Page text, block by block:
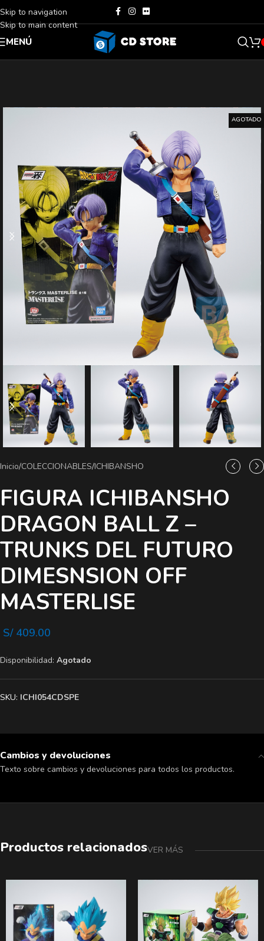
Skip to navigation
Skip to main content
MENÚ
AGOTADO
Inicio/COLECCIONABLES/ICHIBANSHO
FIGURA ICHIBANSHO
DRAGON BALL Z –
TRUNKS DEL FUTURO
DIMESNSION OFF
MASTERLISE
S/409.00
Disponibilidad: Agotado
SKU: ICHI054CDSPE
Cambios y devoluciones
Texto sobre cambios y devoluciones para todos los productos.
Productos relacionadosVER MÁS